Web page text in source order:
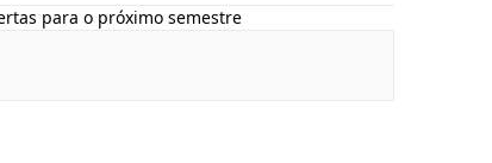
para o próximo semestre